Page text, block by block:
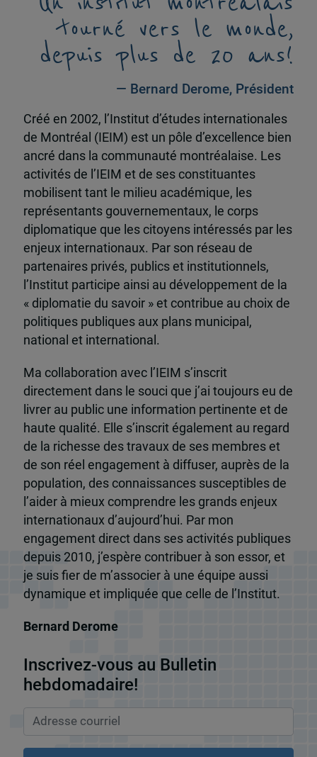
tourné vers le monde,
depuis plus de 20 ans!
— Bernard Derome, Président
Créé en 2002, l’Institut d’études internationales
de Montréal (IEIM) est un pôle d’excellence bien
ancré dans la communauté montréalaise. Les
activités de l’IEIM et de ses constituantes
mobilisent tant le milieu académique, les
représentants gouvernementaux, le corps
diplomatique que les citoyens intéressés par les
enjeux internationaux. Par son réseau de
partenaires privés, publics et institutionnels,
l’Institut participe ainsi au développement de la
« diplomatie du savoir » et contribue au choix de
politiques publiques aux plans municipal,
national et international.
Ma collaboration avec l’IEIM s’inscrit
directement dans le souci que j’ai toujours eu de
livrer au public une information pertinente et de
haute qualité. Elle s’inscrit également au regard
de la richesse des travaux de ses membres et
de son réel engagement à diffuser, auprès de la
population, des connaissances susceptibles de
l’aider à mieux comprendre les grands enjeux
internationaux d’aujourd’hui. Par mon
engagement direct dans ses activités publiques
depuis 2010, j’espère contribuer à son essor, et
je suis fier de m’associer à une équipe aussi
dynamique et impliquée que celle de l’Institut.
Bernard Derome
Inscrivez-vous au Bulletin
hebdomadaire!